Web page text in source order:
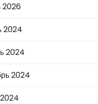
2026
2024
2024
2024